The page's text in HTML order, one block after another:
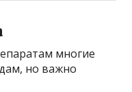
многие
но важно